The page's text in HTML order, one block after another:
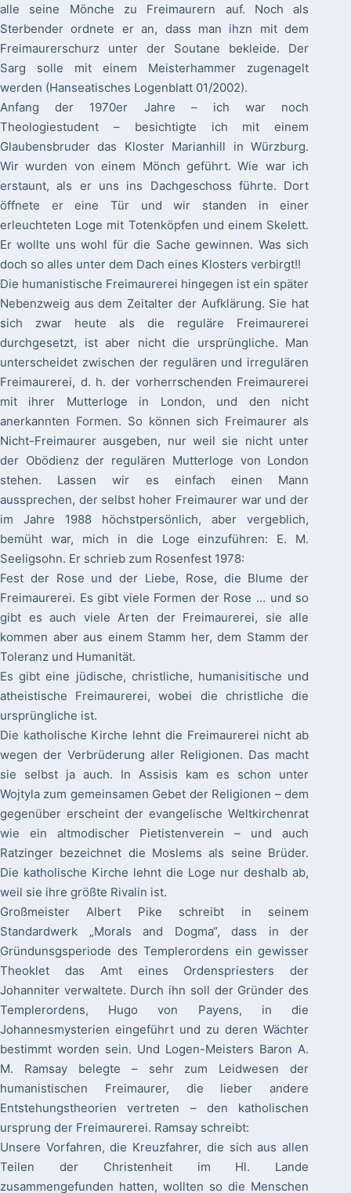
alle seine Mönche zu Freimaurern auf. Noch als
Sterbender ordnete er an, dass man ihzn mit dem
Freimaurerschurz unter der Soutane bekleide. Der
Sarg solle mit einem Meisterhammer zugenagelt
werden (Hanseatisches Logenblatt 01/2002).
Anfang der 1970er Jahre – ich war noch
Theologiestudent – besichtigte ich mit einem
Glaubensbruder das Kloster Marianhill in Würzburg.
Wir wurden von einem Mönch geführt. Wie war ich
erstaunt, als er uns ins Dachgeschoss führte. Dort
öffnete er eine Tür und wir standen in einer
erleuchteten Loge mit Totenköpfen und einem Skelett.
Er wollte uns wohl für die Sache gewinnen. Was sich
doch so alles unter dem Dach eines Klosters verbirgt!!
Die humanistische Freimaurerei hingegen ist ein später
Nebenzweig aus dem Zeitalter der Aufklärung. Sie hat
sich zwar heute als die reguläre Freimaurerei
durchgesetzt, ist aber nicht die ursprüngliche. Man
unterscheidet zwischen der regulären und irregulären
Freimaurerei, d. h. der vorherrschenden Freimaurerei
mit ihrer Mutterloge in London, und den nicht
anerkannten Formen. So können sich Freimaurer als
Nicht-Freimaurer ausgeben, nur weil sie nicht unter
der Obödienz der regulären Mutterloge von London
stehen. Lassen wir es einfach einen Mann
aussprechen, der selbst hoher Freimaurer war und der
im Jahre 1988 höchstpersönlich, aber vergeblich,
bemüht war, mich in die Loge einzuführen: E. M.
Seeligsohn. Er schrieb zum Rosenfest 1978:
Fest der Rose und der Liebe, Rose, die Blume der
Freimaurerei. Es gibt viele Formen der Rose … und so
gibt es auch viele Arten der Freimaurerei, sie alle
kommen aber aus einem Stamm her, dem Stamm der
Toleranz und Humanität.
Es gibt eine jüdische, christliche, humanisitische und
atheistische Freimaurerei, wobei die christliche die
ursprüngliche ist.
Die katholische Kirche lehnt die Freimaurerei nicht ab
wegen der Verbrüderung aller Religionen. Das macht
sie selbst ja auch. In Assisis kam es schon unter
Wojtyla zum gemeinsamen Gebet der Religionen – dem
gegenüber erscheint der evangelische Weltkirchenrat
wie ein altmodischer Pietistenverein – und auch
Ratzinger bezeichnet die Moslems als seine Brüder.
Die katholische Kirche lehnt die Loge nur deshalb ab,
weil sie ihre größte Rivalin ist.
Großmeister Albert Pike schreibt in seinem
Standardwerk „Morals and Dogma“, dass in der
Gründunsgsperiode des Templerordens ein gewisser
Theoklet das Amt eines Ordenspriesters der
Johanniter verwaltete. Durch ihn soll der Gründer des
Templerordens, Hugo von Payens, in die
Johannesmysterien eingeführt und zu deren Wächter
bestimmt worden sein. Und Logen-Meisters Baron A.
M. Ramsay belegte – sehr zum Leidwesen der
humanistischen Freimaurer, die lieber andere
Entstehungstheorien vertreten – den katholischen
ursprung der Freimaurerei. Ramsay schreibt:
Unsere Vorfahren, die Kreuzfahrer, die sich aus allen
Teilen der Christenheit im Hl. Lande
zusammengefunden hatten, wollten so die Menschen